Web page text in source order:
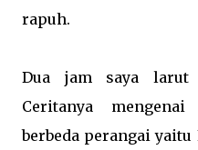
rapuh.
Dua jam saya
Ceritanya
berbeda perangai